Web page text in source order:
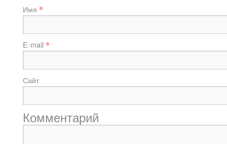
Имя *
E-mail *
Сайт
Комментарий